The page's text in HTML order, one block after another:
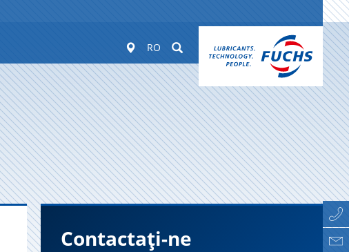
Worldwide
RO Suchen
Contactați-ne